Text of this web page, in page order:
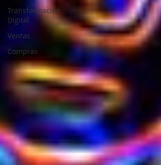
Transformación
Digital
Ventas
Compras